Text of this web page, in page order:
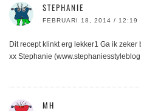
STEPHANIE
FEBRUARI 18, 2014 / 12:19
Dit recept klinkt erg lekker1 Ga ik
xx Stephanie
MH